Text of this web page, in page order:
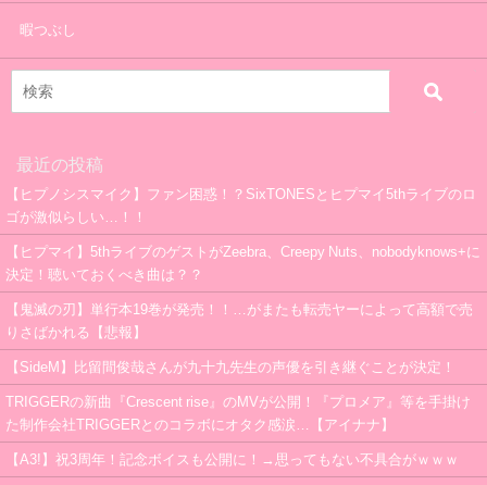
暇つぶし
最近の投稿
【ヒプノシスマイク】ファン困惑！？SixTONESとヒプマイ5thライブのロ
ゴが激似らしい…！！
【ヒプマイ】5thライブのゲストがZeebra、Creepy Nuts、nobodyknows+に
決定！聴いておくべき曲は？？
【鬼滅の刃】単行本19巻が発売！！…がまたも転売ヤーによって高額で売
りさばかれる【悲報】
【SideM】比留間俊哉さんが九十九先生の声優を引き継ぐことが決定！
TRIGGERの新曲『Crescent rise』のMVが公開！『プロメア』等を手掛け
た制作会社TRIGGERとのコラボにオタク感涙…【アイナナ】
【A3!】祝3周年！記念ボイスも公開に！→思ってもない不具合がｗｗｗ